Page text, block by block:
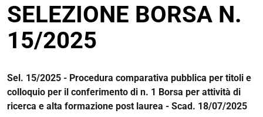
SELEZIONE BORSA N.
15/2025
Sel. 15/2025 - Procedura comparativa pubblica per titoli e
colloquio per il conferimento di n. 1 Borsa per attività di
ricerca e alta formazione post laurea - Scad. 18/07/2025